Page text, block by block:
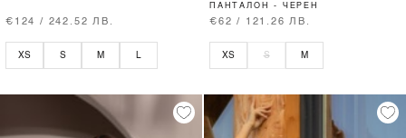
€124 / 242.52 ЛВ.
XS S M L
ПАНТАЛОН - ЧЕРЕН
€62 / 121.26 ЛВ.
XS S M